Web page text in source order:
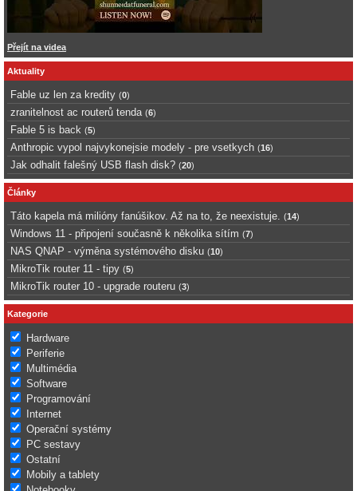
Přejít na videa
Aktuality
Fable uz len za kredity (0)
zranitelnost ac routerů tenda (6)
Fable 5 is back (5)
Anthropic vypol najvykonejsie modely - pre vsetkych (16)
Jak odhalit falešný USB flash disk? (20)
Články
Táto kapela má milióny fanúšikov. Až na to, že neexistuje. (14)
Windows 11 - připojení současně k několika sítím (7)
NAS QNAP - výměna systémového disku (10)
MikroTik router 11 - tipy (5)
MikroTik router 10 - upgrade routeru (3)
Kategorie
Hardware
Periferie
Multimédia
Software
Programování
Internet
Operační systémy
PC sestavy
Ostatní
Mobily a tablety